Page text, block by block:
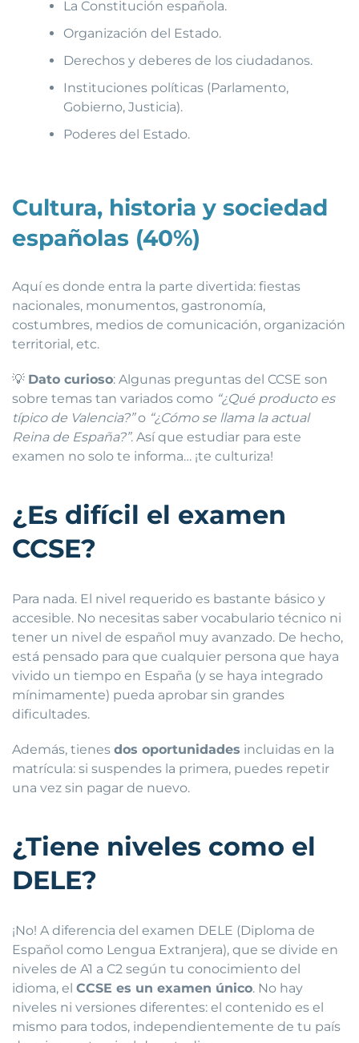
La Constitución española.
Organización del Estado.
Derechos y deberes de los ciudadanos.
Instituciones políticas (Parlamento,
Gobierno, Justicia).
Poderes del Estado.
Cultura, historia y sociedad
españolas (40%)
Aquí es donde entra la parte divertida: fiestas
nacionales, monumentos, gastronomía,
costumbres, medios de comunicación, organización
territorial, etc.
💡 Dato curioso: Algunas preguntas del CCSE son
sobre temas tan variados como “¿Qué producto es
típico de Valencia?”o “¿Cómo se llama la actual
Reina de España?”. Así que estudiar para este
examen no solo te informa… ¡te culturiza!
¿Es difícil el examen
CCSE?
Para nada. El nivel requerido es bastante básico y
accesible. No necesitas saber vocabulario técnico ni
tener un nivel de español muy avanzado. De hecho,
está pensado para que cualquier persona que haya
vivido un tiempo en España (y se haya integrado
mínimamente) pueda aprobar sin grandes
dificultades.
Además, tienes dos oportunidades incluidas en la
matrícula: si suspendes la primera, puedes repetir
una vez sin pagar de nuevo.
¿Tiene niveles como el
DELE?
¡No! A diferencia del examen DELE (Diploma de
Español como Lengua Extranjera), que se divide en
niveles de A1 a C2 según tu conocimiento del
idioma, el CCSE es un examen único. No hay
niveles ni versiones diferentes: el contenido es el
mismo para todos, independientemente de tu país